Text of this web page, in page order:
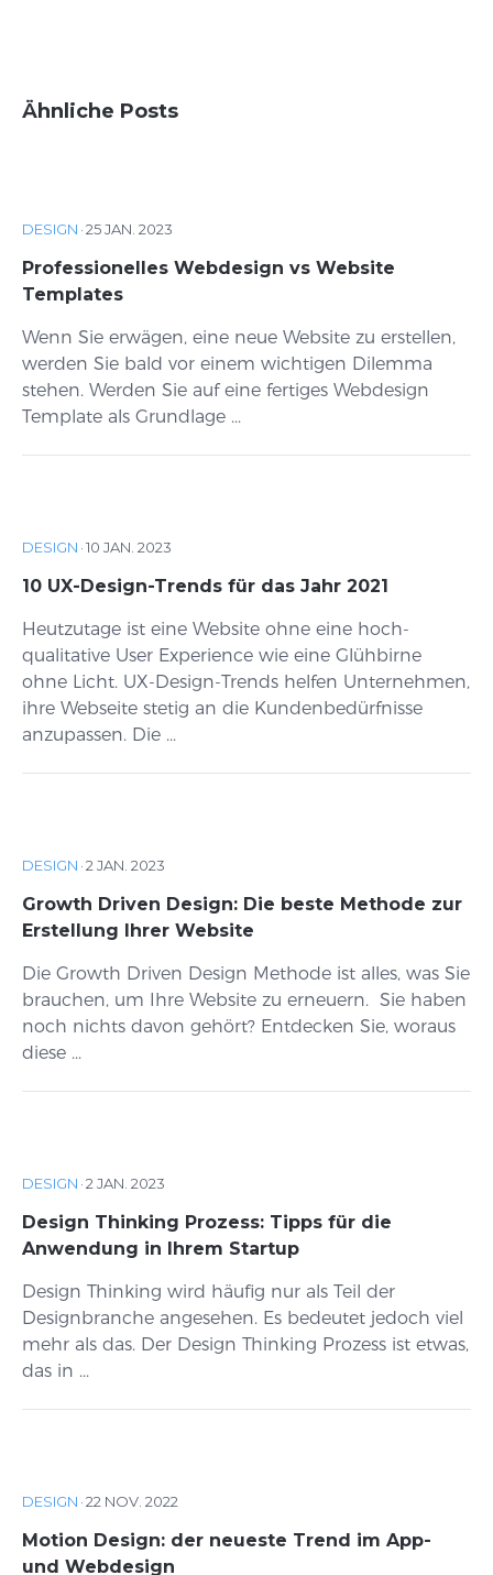
Ähnliche Posts
DESIGN ·25 JAN. 2023
Professionelles Webdesign vs Website
Templates
Wenn Sie erwägen, eine neue Website zu erstellen,
werden Sie bald vor einem wichtigen Dilemma
stehen. Werden Sie auf eine fertiges Webdesign
Template als Grundlage ...
DESIGN ·10 JAN. 2023
10 UX-Design-Trends für das Jahr 2021
Heutzutage ist eine Website ohne eine hoch-
qualitative User Experience wie eine Glühbirne
ohne Licht. UX-Design-Trends helfen Unternehmen,
ihre Webseite stetig an die Kundenbedürfnisse
anzupassen. Die ...
DESIGN ·2 JAN. 2023
Growth Driven Design: Die beste Methode zur
Erstellung Ihrer Website
Die Growth Driven Design Methode ist alles, was Sie
brauchen, um Ihre Website zu erneuern. Sie haben
noch nichts davon gehört? Entdecken Sie, woraus
diese ...
DESIGN ·2 JAN. 2023
Design Thinking Prozess: Tipps für die
Anwendung in Ihrem Startup
Design Thinking wird häufig nur als Teil der
Designbranche angesehen. Es bedeutet jedoch viel
mehr als das. Der Design Thinking Prozess ist etwas,
das in ...
DESIGN ·22 NOV. 2022
Motion Design: der neueste Trend im App-
und Webdesign